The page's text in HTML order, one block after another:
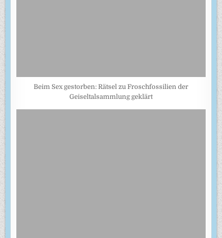
Beim Sex gestorben: Rätsel zu Froschfossilien der
Geiseltalsammlung geklärt